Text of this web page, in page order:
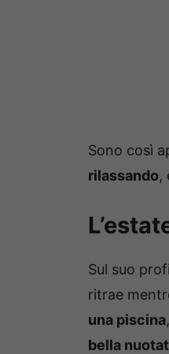
Sono così
rilassando,
Sul suo
ritrae
una piscina
bella